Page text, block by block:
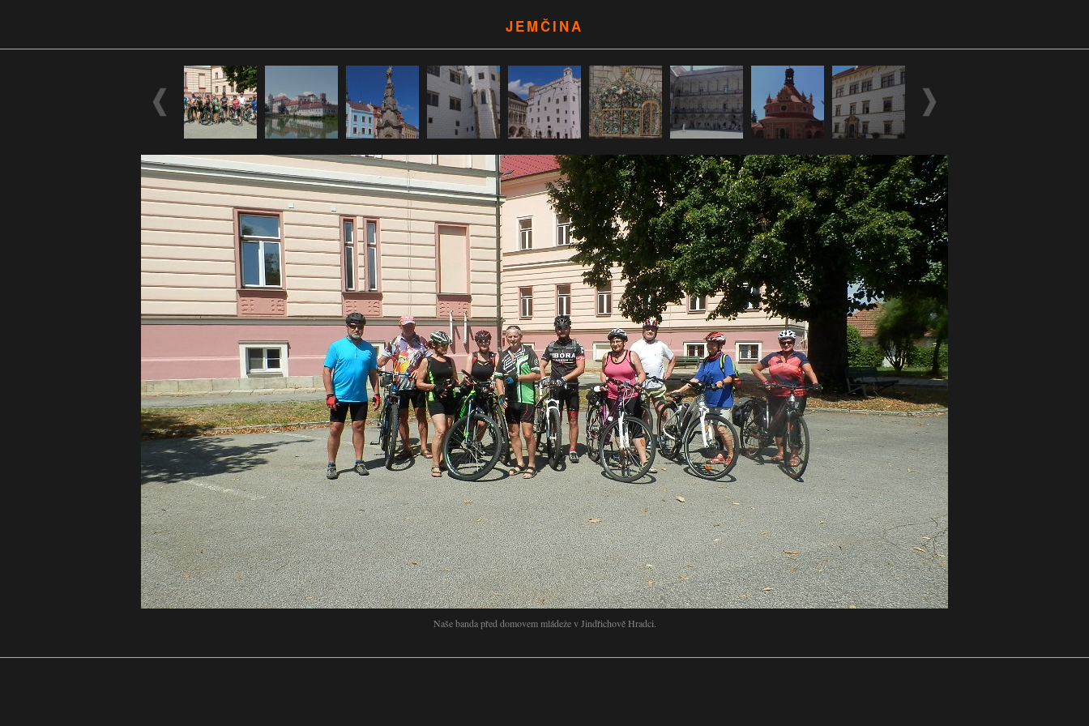
JEMČINA
Naše banda před domovem mládeže v Jindřichově Hradci.